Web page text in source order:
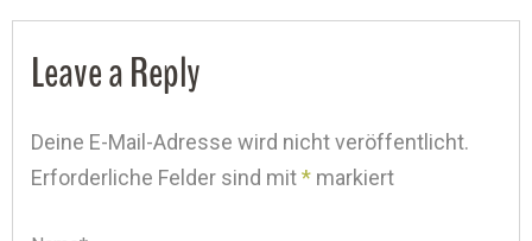
Leave a Reply
Deine E-Mail-Adresse wird nicht veröffentlicht.
Erforderliche Felder sind mit* markiert